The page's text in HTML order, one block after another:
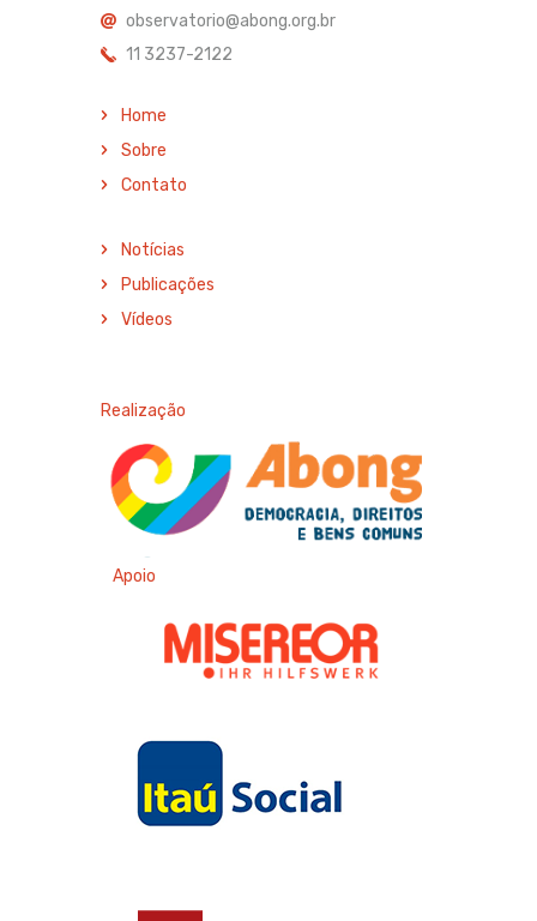
observatorio@abong.org.br
11 3237-2122
Home
Sobre
Contato
Notícias
Publicações
Vídeos
Realização
Apoio